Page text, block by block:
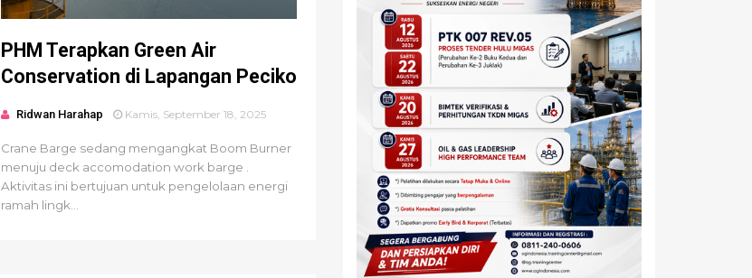
PHM Terapkan Green Air
Conservation di Lapangan Peciko
Ridwan Harahap Kamis, September 18, 2025
Crane Barge sedang mengangkat Boom Burner
menuju deck accomodation work barge .
Aktivitas ini bertujuan untuk pengelolaan energi
ramah lingk...